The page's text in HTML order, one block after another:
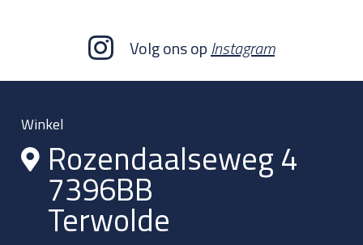
Volg ons opInstagram
Winkel
Rozendaalseweg 4
7396BB
Terwolde